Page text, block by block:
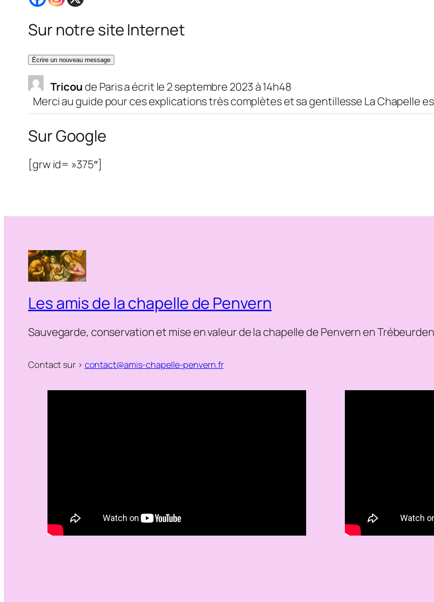
Sur notre site Internet
Tricou de Parisa écrit le 2 septembre 2023 à14h48
Merci au guide pour ces explications très complètes et sa gentillesse La Chapelle
Sur Google
[grw id= »375″]
Les amis de la chapelle de Penvern
Sauvegarde, conservation et mise en valeur de la chapelle de Penvern en Trébeurden
Contact sur > contact@amis-chapelle-penvern.fr